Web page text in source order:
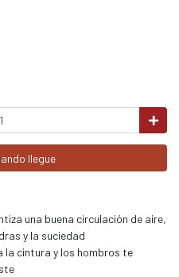
llegue
una buena circulación de aire,
y la suciedad
cintura y los hombros te